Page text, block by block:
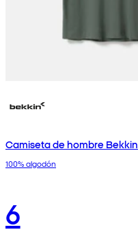
Camiseta de hombre Bekkin
100% algodón
6